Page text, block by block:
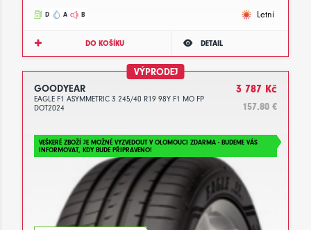
D A B Letní
DO KOŠÍKU DETAIL
VÝPRODEJ
GOODYEAR
EAGLE F1 ASYMMETRIC 3 245/40 R19 98Y F1 MO FP
DOT2024
3 787 Kč
157.80 €
VEŠKERÉ ZBOŽÍ JE MOŽNÉ VYZVEDOUT V OLOMOUCI ZDARMA - BUDEME VÁS
INFORMOVAT, KDY BUDE PŘIPRAVENO!